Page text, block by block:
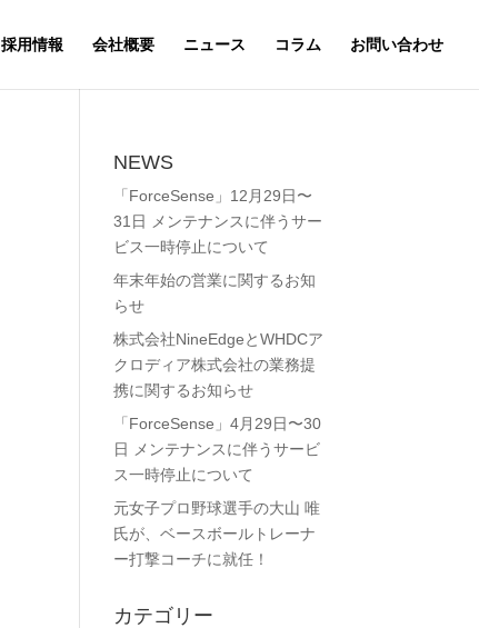
採用情報 会社概要 ニュース コラム お問い合わせ
NEWS
「ForceSense」12月29日〜
31日 メンテナンスに伴うサー
ビス一時停止について
年末年始の営業に関するお知
らせ
株式会社NineEdgeとWHDCア
クロディア株式会社の業務提
携に関するお知らせ
「ForceSense」4月29日〜30
日 メンテナンスに伴うサービ
ス一時停止について
元女子プロ野球選手の大山 唯
氏が、ベースボールトレーナ
ー打撃コーチに就任！
カテゴリー